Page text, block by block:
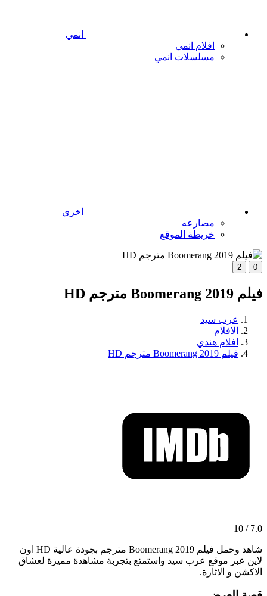
انمي
افلام انمي
مسلسلات انمي
اخري
مصارعه
خريطة الموقع
0
2
فيلم Boomerang 2019 مترجم HD
عرب سيد
الافلام
افلام هندي
فيلم Boomerang 2019 مترجم HD
7.0 / 10
شاهد وحمل فيلم Boomerang 2019 مترجم بجودة عالية HD اون
لاين عبر موقع عرب سيد واستمتع بتجربة مشاهدة مميزة لعشاق
الاكشن و الاثارة.